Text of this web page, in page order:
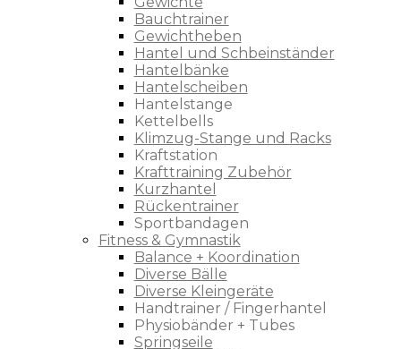
Bauchtrainer
Gewichtheben
Hantel und Schbeinständer
Hantelbänke
Hantelscheiben
Hantelstange
Kettelbells
Klimzug-Stange und Racks
Kraftstation
Krafttraining Zubehör
Kurzhantel
Rückentrainer
Sportbandagen
Fitness & Gymnastik
Balance + Koordination
Diverse Bälle
Diverse Kleingeräte
Handtrainer / Fingerhantel
Physiobänder + Tubes
Springseile